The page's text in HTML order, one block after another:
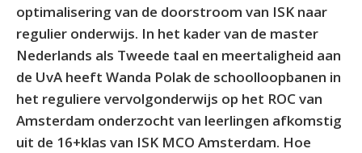
optimalisering van de doorstroom van ISK naar
regulier onderwijs. In het kader van de master
Nederlands als Tweede taal en meertaligheid aan
de UvA heeft Wanda Polak de schoolloopbanen in
het reguliere vervolgonderwijs op het ROC van
Amsterdam onderzocht van leerlingen afkomstig
uit de 16+klas van ISK MCO Amsterdam. Hoe